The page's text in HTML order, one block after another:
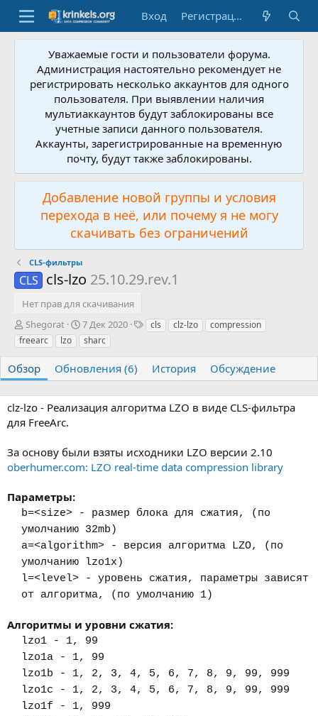
Вход Регистрация
Уважаемые гости и пользователи форума.
Администрация настоятельно рекомендует не
регистрировать несколько аккаунтов для одного
пользователя. При выявлении наличия
мультиаккаунтов будут заблокированы все
учетные записи данного пользователя.
Аккаунты, зарегистрированные на временную
почту, будут также заблокированы.
Добавление новой группы и условия
перехода в неё, или почему я не могу
скачивать без ограничений
CLS-фильтры
CLS cls-lzo 25.10.29.rev.1
Нет прав для скачивания
А
в
т
р
Shegorat
Д
а
т
с
д
и
я
7 Дек 2020
Т cls clz-lzo
compression
freearc
lzo sharc
Обзор Обновления (6) История Обсуждение
clz-lzo - Реализация алгоритма LZO в виде CLS-фильтра
для FreeArc.
За основу были взяты исходники LZO версии 2.10
oberhumer.com: LZO real-time data compression library
Параметры:
b=<size> - размер блока для сжатия, (по
умолчанию 32mb)
a=<algorithm> - версия алгоритма LZO, (по
умолчанию lzo1x)
l=<level> - уровень сжатия, параметры зависят
от алгоритма, (по умолчанию 1)
Алгоритмы и уровни сжатия:
lzo1 - 1, 99
lzo1a - 1, 99
lzo1b - 1, 2, 3, 4, 5, 6, 7, 8, 9, 99, 999
lzo1c - 1, 2, 3, 4, 5, 6, 7, 8, 9, 99, 999
lzo1f - 1, 999